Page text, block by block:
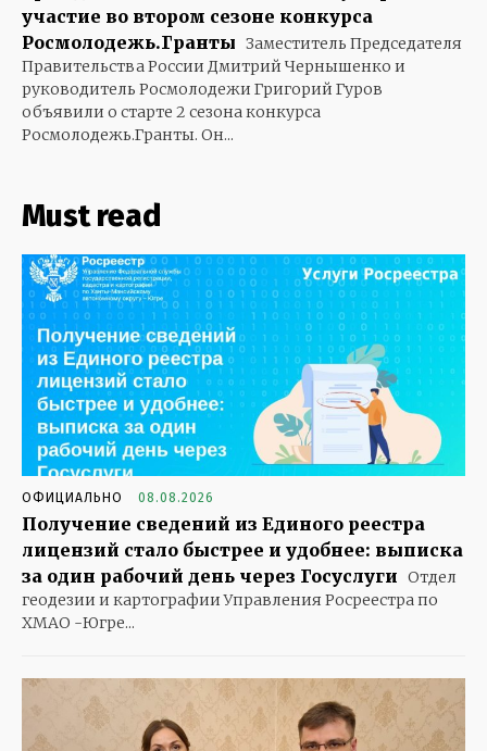
участие во втором сезоне конкурса
Росмолодежь.Гранты Заместитель Председателя
Правительства России Дмитрий Чернышенко и
руководитель Росмолодежи Григорий Гуров
объявили о старте 2 сезона конкурса
Росмолодежь.Гранты. Он...
Must read
ОФИЦИАЛЬНО 08.08.2026
Получение сведений из Единого реестра
лицензий стало быстрее и удобнее: выписка
за один рабочий день через Госуслуги Отдел
геодезии и картографии Управления Росреестра по
ХМАО -Югре...